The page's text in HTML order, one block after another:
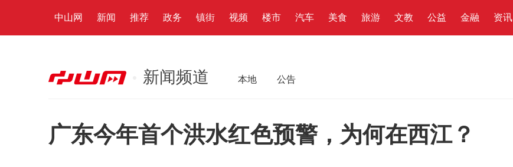
中山网 新闻 推荐 政务 镇街 视频 楼市 汽车 美食 旅游 文教 公益 金融 资讯
新闻频道 本地 公告
广东今年首个洪水红色预警，为何在西江？